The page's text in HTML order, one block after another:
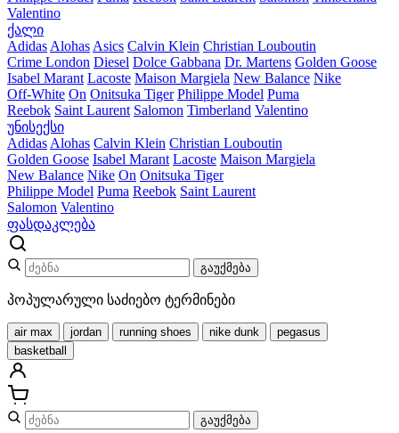
Valentino
ქალი
Adidas Alohas Asics Calvin Klein Christian Louboutin
Crime London Diesel Dolce Gabbana Dr. Martens Golden Goose
Isabel Marant Lacoste Maison Margiela New Balance Nike
Off-White On Onitsuka Tiger Philippe Model Puma
Reebok Saint Laurent Salomon Timberland Valentino
უნისექსი
Adidas Alohas Calvin Klein Christian Louboutin
Golden Goose Isabel Marant Lacoste Maison Margiela
New Balance Nike On Onitsuka Tiger
Philippe Model Puma Reebok Saint Laurent
Salomon Valentino
ფასდაკლება
გაუქმება
პოპულარული საძიებო ტერმინები
air max jordan running shoes nike dunk
pegasus
basketball
გაუქმება